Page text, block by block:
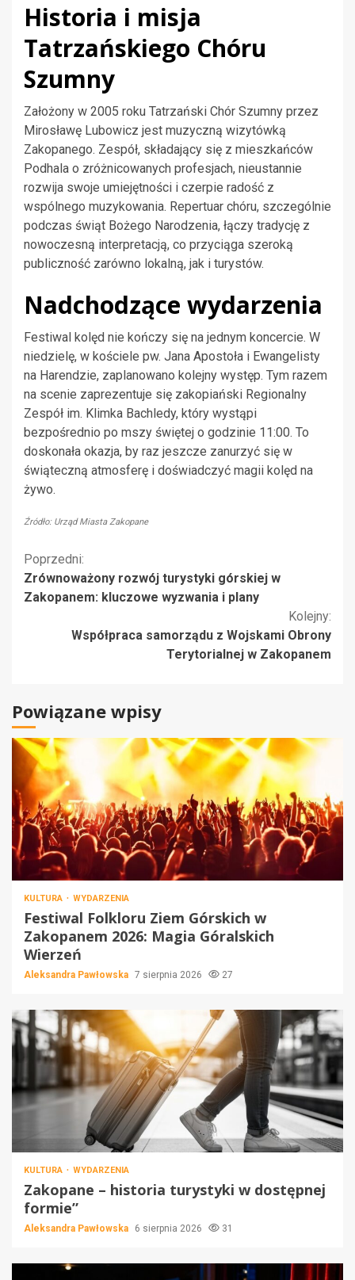
Historia i misja
Tatrzańskiego Chóru
Szumny
Założony w 2005 roku Tatrzański Chór Szumny przez
Mirosławę Lubowicz jest muzyczną wizytówką
Zakopanego. Zespół, składający się z mieszkańców
Podhala o zróżnicowanych profesjach, nieustannie
rozwija swoje umiejętności i czerpie radość z
wspólnego muzykowania. Repertuar chóru, szczególnie
podczas świąt Bożego Narodzenia, łączy tradycję z
nowoczesną interpretacją, co przyciąga szeroką
publiczność zarówno lokalną, jak i turystów.
Nadchodzące wydarzenia
Festiwal kolęd nie kończy się na jednym koncercie. W
niedzielę, w kościele pw. Jana Apostoła i Ewangelisty
na Harendzie, zaplanowano kolejny występ. Tym razem
na scenie zaprezentuje się zakopiański Regionalny
Zespół im. Klimka Bachledy, który wystąpi
bezpośrednio po mszy świętej o godzinie 11:00. To
doskonała okazja, by raz jeszcze zanurzyć się w
świąteczną atmosferę i doświadczyć magii kolęd na
żywo.
Źródło: Urząd Miasta Zakopane
Kontynuuj
czytanie
Poprzedni:
Zrównoważony rozwój turystyki górskiej w
Zakopanem: kluczowe wyzwania i plany
Kolejny:
Współpraca samorządu z Wojskami Obrony
Terytorialnej w Zakopanem
Powiązane wpisy
KULTURA WYDARZENIA
Festiwal Folkloru Ziem Górskich w
Zakopanem 2026: Magia Góralskich
Wierzeń
Aleksandra Pawłowska 7 sierpnia 2026 27
KULTURA WYDARZENIA
Zakopane – historia turystyki w dostępnej
formie”
Aleksandra Pawłowska 6 sierpnia 2026 31